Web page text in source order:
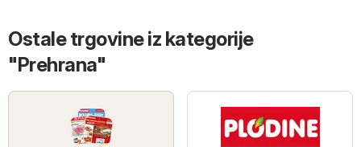
Ostale trgovine iz kategorije
"Prehrana"